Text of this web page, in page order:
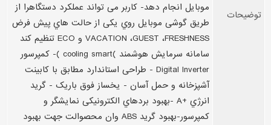
توضیحات
موبایل انجام دهد- کاربر می تواند عملکرد دستگاهرا از
طریق گوشی موبایل روي یکی از حالت هاي پیش فرض
VACATION ،GUEST ،FRESHNESS و ECO تنظیم کند
سامانه سرمایش هوشمند )cooling smart )- کمپرسور
Digital Inverter - طراحی استاندارد مطابق با کابینت
آشپزخانه و حمل آسان - یخساز فوق باریک - گرید
انرژي +A -بهبود بردهاي الکترونیکی نمایشگر و
کمپرسور-بهبود گرید ABS وان محصوالت جهت بهبود